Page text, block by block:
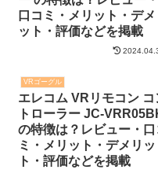
口コミ・メリット・デメ
ット・評価などを掲載
VRゴーグル
エレコム VRリモコン コ
トローラー JC-
の特徴は？レビュー・口
ミ・メリット・デメリッ
ト・評価などを掲載